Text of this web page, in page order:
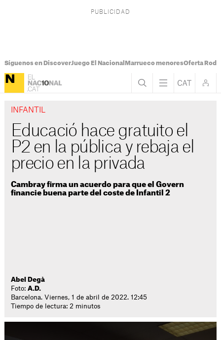
Síguenos en DiscoverJuego El Nacional Marrueco menoresOferta
INFANTIL
Educació hace gratuito el
P2 en la pública y rebaja el
precio en la privada
Cambray firma un acuerdo para que el Govern
financie buena parte del coste de Infantil 2
Abel Degà
Foto:A.D.
Barcelona. Viernes, 1 de abril de 2022. 12:45
Tiempo de lectura: 2 minutos